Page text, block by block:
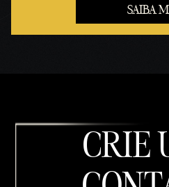
SAIBA
CRIE